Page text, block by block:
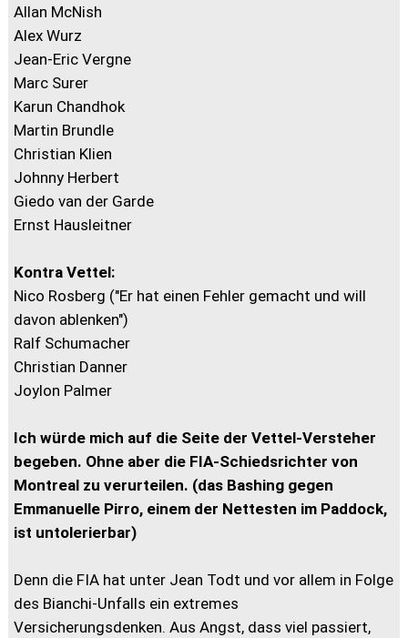
Allan McNish
Alex Wurz
Jean-Eric Vergne
Marc Surer
Karun Chandhok
Martin Brundle
Christian Klien
Johnny Herbert
Giedo van der Garde
Ernst Hausleitner
Kontra Vettel:
Nico Rosberg ("Er hat einen Fehler gemacht und will
davon ablenken")
Ralf Schumacher
Christian Danner
Joylon Palmer
Ich würde mich auf die Seite der Vettel-Versteher
begeben. Ohne aber die FIA-Schiedsrichter von
Montreal zu verurteilen. (das Bashing gegen
Emmanuelle Pirro, einem der Nettesten im Paddock,
ist untolerierbar)
Denn die FIA hat unter Jean Todt und vor allem in Folge
des Bianchi-Unfalls ein extremes
Versicherungsdenken. Aus Angst, dass viel passiert,